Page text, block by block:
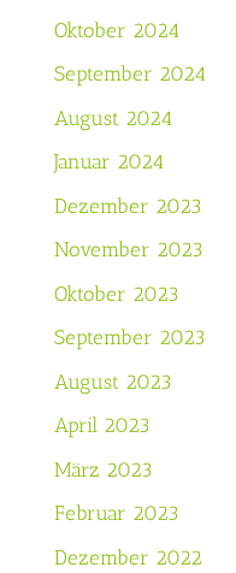
Oktober 2024
September 2024
August 2024
Januar 2024
Dezember 2023
November 2023
Oktober 2023
September 2023
August 2023
April 2023
März 2023
Februar 2023
Dezember 2022